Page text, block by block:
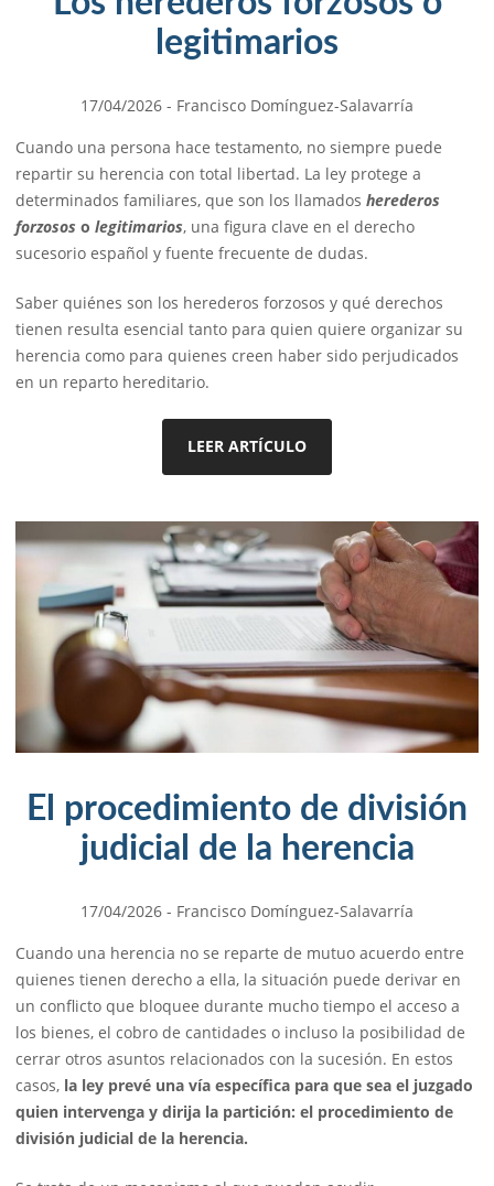
legitimarios
17/04/2026 - Francisco Domínguez-Salavarría
Cuando una persona hace testamento, no siempre puede
repartir su herencia con total libertad. La ley protege a
determinados familiares, que son los llamados herederos
forzosos o legitimarios, una figura clave en el derecho
sucesorio español y fuente frecuente de dudas.
Saber quiénes son los herederos forzosos y qué derechos
tienen resulta esencial tanto para quien quiere organizar su
herencia como para quienes creen haber sido perjudicados
en un reparto hereditario.
LEER ARTÍCULO
El procedimiento de división
judicial de la herencia
17/04/2026 - Francisco Domínguez-Salavarría
Cuando una herencia no se reparte de mutuo acuerdo entre
quienes tienen derecho a ella, la situación puede derivar en
un conflicto que bloquee durante mucho tiempo el acceso a
los bienes, el cobro de cantidades o incluso la posibilidad de
cerrar otros asuntos relacionados con la sucesión. En estos
casos, la ley prevé una vía específica para que sea el juzgado
quien intervenga y dirija la partición: el procedimiento de
división judicial de la herencia.